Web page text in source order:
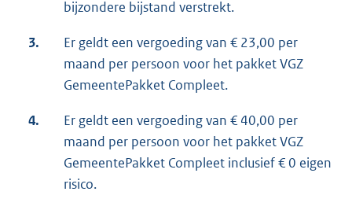
bijzondere bijstand verstrekt.
3.
Er geldt een vergoeding van € 23,00 per
maand per persoon voor het pakket VGZ
GemeentePakket Compleet.
4.
Er geldt een vergoeding van € 40,00 per
maand per persoon voor het pakket VGZ
GemeentePakket Compleet inclusief € 0 eigen
risico.